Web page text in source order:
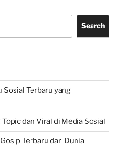
Search
Sosial Terbaru yang
dan Viral di Media Sosial
Terbaru dari Dunia